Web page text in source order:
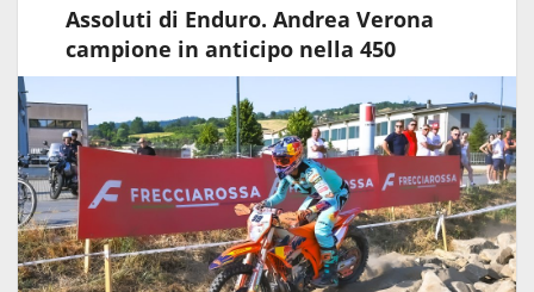
Assoluti di Enduro. Andrea Verona
campione in anticipo nella 450